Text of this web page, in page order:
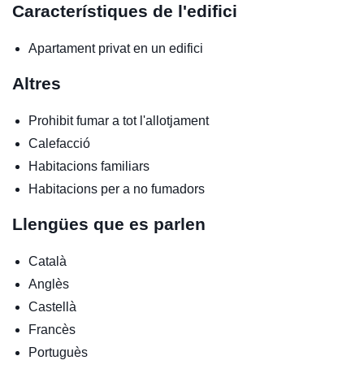
Característiques de l'edifici
Apartament privat en un edifici
Altres
Prohibit fumar a tot l'allotjament
Calefacció
Habitacions familiars
Habitacions per a no fumadors
Llengües que es parlen
Català
Anglès
Castellà
Francès
Portuguès